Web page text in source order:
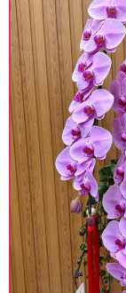
giá trước khi
chính xác